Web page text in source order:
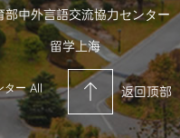
部中外言語交流協力センター
留学上海
ター All
返回顶部